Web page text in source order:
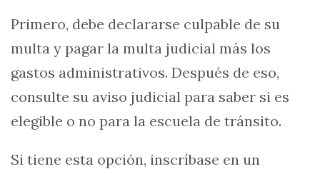
Primero, debe declararse culpable de su
multa y pagar la multa judicial más los
gastos administrativos. Después de eso,
consulte su aviso judicial para saber si es
elegible o no para la escuela de tránsito.
Si tiene esta opción, inscríbase en un